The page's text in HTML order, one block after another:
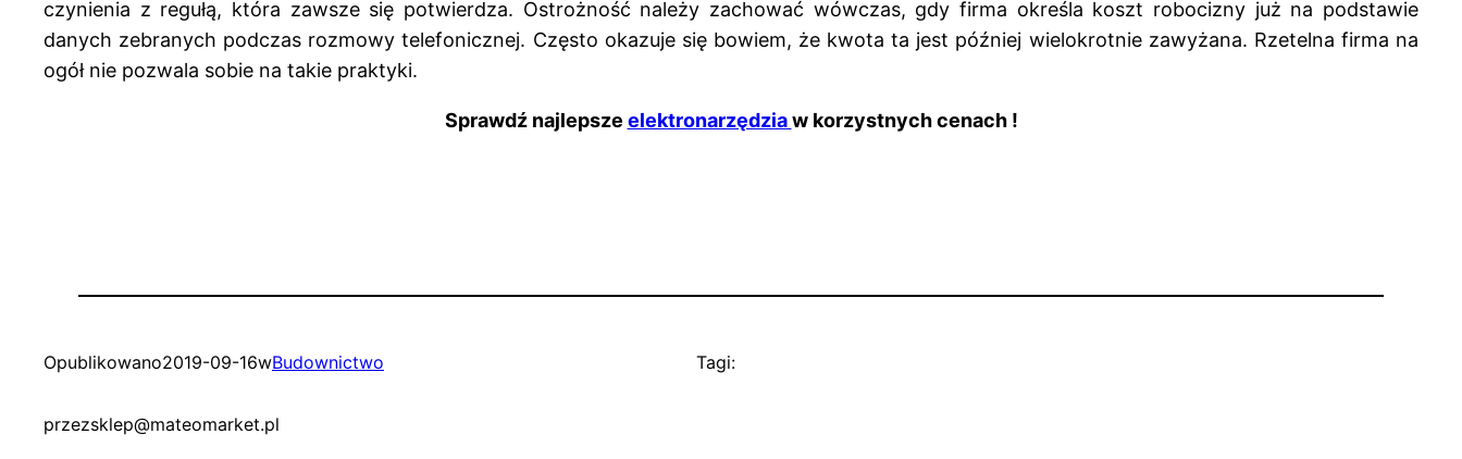
czynienia z regułą, która zawsze się potwierdza. Ostrożność należy zachować wówczas, gdy firma określa koszt robocizny już na podstawie
danych zebranych podczas rozmowy telefonicznej. Często okazuje się bowiem, że kwota ta jest później wielokrotnie zawyżana. Rzetelna firma na
ogół nie pozwala sobie na takie praktyki.
Sprawdź najlepsze elektronarzędziaw korzystnych cenach !
Opublikowano2019-09-16wBudownictwo
przezsklep@mateomarket.pl
Tagi: